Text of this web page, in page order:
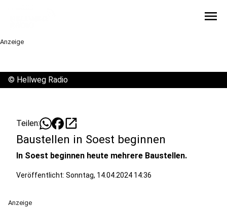
menu
Anzeige
© Hellweg Radio
Teilen: open_in_new
Baustellen in Soest beginnen
In Soest beginnen heute mehrere Baustellen.
Veröffentlicht: Sonntag, 14.04.2024 14:36
Anzeige